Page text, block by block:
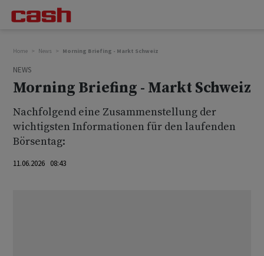
Home News Morning Briefing - Markt Schweiz
NEWS
Morning Briefing - Markt Schweiz
Nachfolgend eine Zusammenstellung der
wichtigsten Informationen für den laufenden
Börsentag:
11.06.2026 08:43